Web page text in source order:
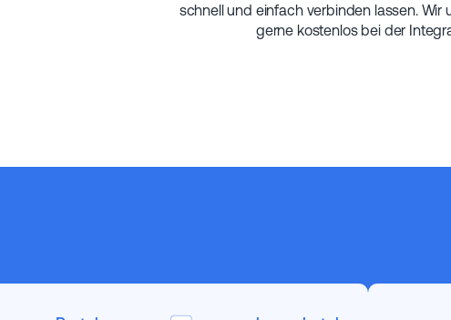
schnell und einfach verbinden lassen. Wir
gerne kostenlos bei der